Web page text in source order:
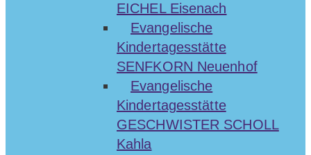
EICHEL Eisenach
Evangelische
Kindertagesstätte
SENFKORN Neuenhof
Evangelische
Kindertagesstätte
GESCHWISTER SCHOLL
Kahla